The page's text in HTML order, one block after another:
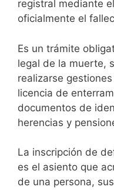
registral mediante
oficialmente el
Es un trámite
legal de la muerte,
realizarse
licencia de
documentos de
herencias y
La inscripción de
es el asiento que
de una persona,